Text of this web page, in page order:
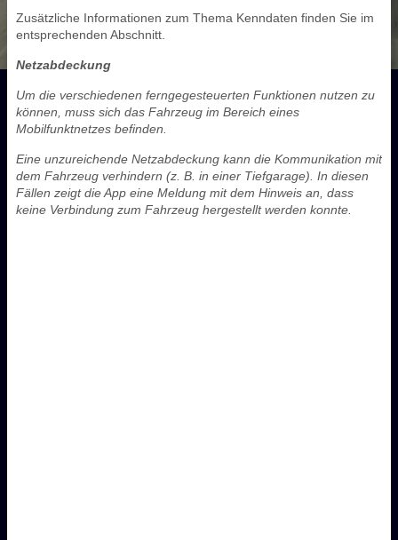
Zusätzliche Informationen zum Thema Kenndaten finden Sie im
entsprechenden Abschnitt.
Netzabdeckung
Um die verschiedenen ferngegesteuerten Funktionen nutzen zu
können, muss sich das Fahrzeug im Bereich eines
Mobilfunktnetzes befinden.
Eine unzureichende Netzabdeckung kann die Kommunikation mit
dem Fahrzeug verhindern (z. B. in einer Tiefgarage). In diesen
Fällen zeigt die App eine Meldung mit dem Hinweis an, dass
keine Verbindung zum Fahrzeug hergestellt werden konnte.